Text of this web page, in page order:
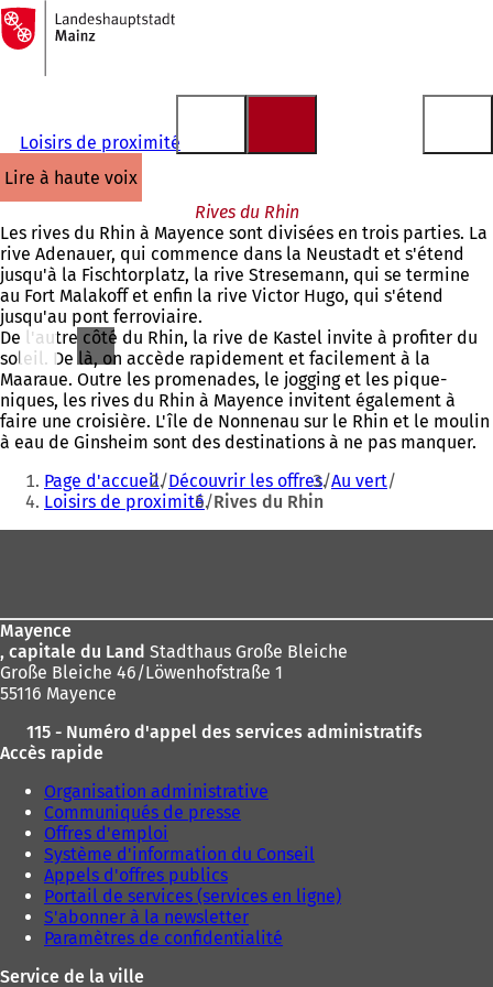
Accéder au contenu
Vers
la
page
d'accueil
Loisirs de proximité
lire à haute voix
Rives du Rhin
Les rives du Rhin à Mayence sont divisées en trois parties. La
rive Adenauer, qui commence dans la Neustadt et s'étend
jusqu'à la Fischtorplatz, la rive Stresemann, qui se termine
au Fort Malakoff et enfin la rive Victor Hugo, qui s'étend
jusqu'au pont ferroviaire.
De l'autre côté du Rhin, la rive de Kastel invite à profiter du
soleil. De là, on accède rapidement et facilement à la
Maaraue. Outre les promenades, le jogging et les pique-
niques, les rives du Rhin à Mayence invitent également à
faire une croisière. L'île de Nonnenau sur le Rhin et le moulin
à eau de Ginsheim sont des destinations à ne pas manquer.
Vous
êtes
ici
Page d'accueil Découvrir les offres Au vert
Loisirs de proximité Rives du Rhin
Mayence
, capitale du Land Stadthaus Große Bleiche
Große Bleiche 46/Löwenhofstraße 1
55116 Mayence
115 - Numéro d'appel des services administratifs
Accès rapide
Organisation administrative
Communiqués de presse
Offres d'emploi
Système d'information du Conseil
Appels d'offres publics
Portail de services (services en ligne)
S'abonner à la newsletter
Paramètres de confidentialité
Service de la ville